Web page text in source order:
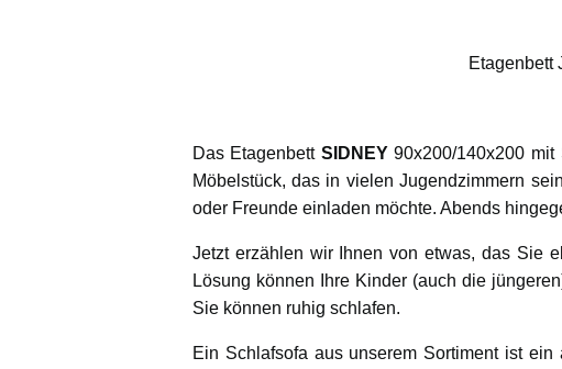
Etagenbett
Das Etagenbett SIDNEY90x200/140x200 mit
Möbelstück, das in vielen Jugendzimmern
oder Freunde einladen möchte. Abends
Jetzt erzählen wir Ihnen von etwas, das Sie
Lösung können Ihre Kinder (auch die
Sie können ruhig schlafen.
Ein Schlafsofa aus unserem Sortiment ist